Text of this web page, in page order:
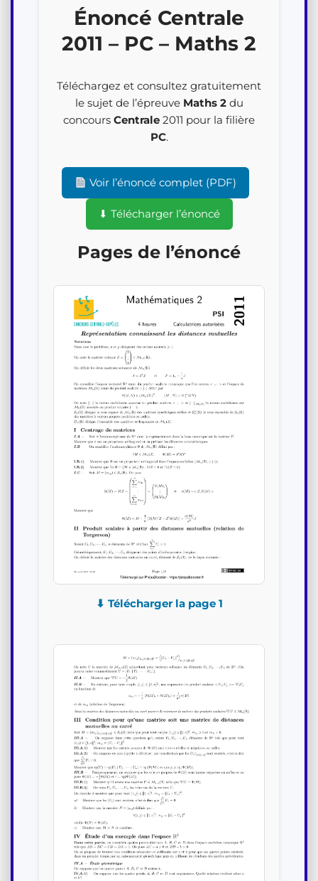
Énoncé Centrale
2011 – PC – Maths 2
Téléchargez et consultez gratuitement
le sujet de l’épreuve Maths 2du
concours Centrale 2011 pour la filière
PC.
Voir l’énoncé complet (PDF)
⬇ Télécharger l’énoncé
Pages de l’énoncé
⬇ Télécharger la page 1